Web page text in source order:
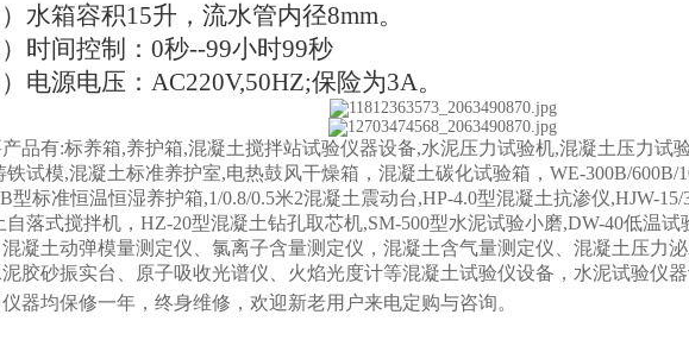
水箱容积15升，流水管内径8mm。
时间控制：0秒--99小时99秒
电源电压：AC220V,50HZ;保险为3A。
品有:标养箱,养护箱,混凝土搅拌站试验仪器设备,水泥压力试验机,混凝土压力试
铁试模,混凝土标准养护室,电热鼓风干燥箱，混凝土碳化试验箱，WE-300B/600B/
型标准恒温恒湿养护箱,1/0.8/0.5米2混凝土震动台,HP-4.0型混凝土抗渗仪,HJW-
自落式搅拌机，HZ-20型混凝土钻孔取芯机,SM-500型水泥试验小磨,DW-40低温
凝土动弹模量测定仪、氯离子含量测定仪，混凝土含气量测定仪、混凝土压力
胶砂振实台、原子吸收光谱仪、火焰光度计等混凝土试验仪设备，水泥试验仪
器均保修一年，终身维修，欢迎新老用户来电定购与咨询。